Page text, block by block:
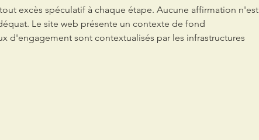
excès spéculatif à chaque étape. Aucune affirmation n'est
Le site web présente un contexte de fond
d'engagement sont contextualisés par les infrastructures